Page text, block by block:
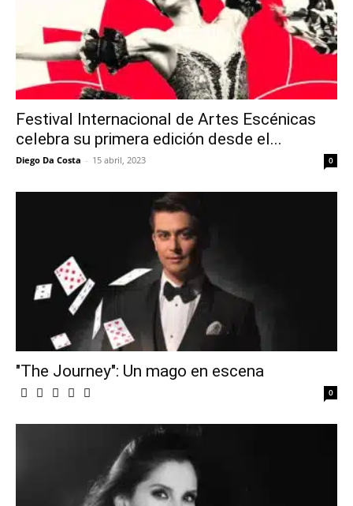
Festival Internacional de Artes Escénicas
celebra su primera edición desde el...
Diego Da Costa - 15 abril, 2023 0
"The Journey": Un mago en escena
0